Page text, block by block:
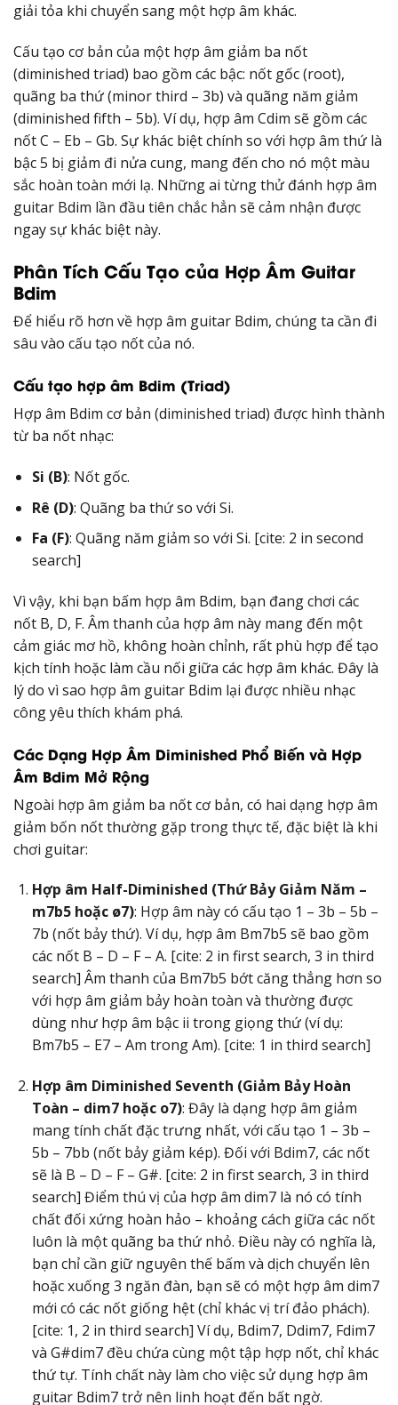
giải tỏa khi chuyển sang một hợp âm khác.
Cấu tạo cơ bản của một hợp âm giảm ba nốt
(diminished triad) bao gồm các bậc: nốt gốc (root),
quãng ba thứ (minor third – 3b) và quãng năm giảm
(diminished fifth – 5b). Ví dụ, hợp âm Cdim sẽ gồm các
nốt C – Eb – Gb. Sự khác biệt chính so với hợp âm thứ là
bậc 5 bị giảm đi nửa cung, mang đến cho nó một màu
sắc hoàn toàn mới lạ. Những ai từng thử đánh hợp âm
guitar Bdim lần đầu tiên chắc hẳn sẽ cảm nhận được
ngay sự khác biệt này.
Phân Tích Cấu Tạo của Hợp Âm Guitar
Bdim
Để hiểu rõ hơn về hợp âm guitar Bdim, chúng ta cần đi
sâu vào cấu tạo nốt của nó.
Cấu tạo hợp âm Bdim (Triad)
Hợp âm Bdim cơ bản (diminished triad) được hình thành
từ ba nốt nhạc:
Si (B): Nốt gốc.
Rê (D): Quãng ba thứ so với Si.
Fa (F): Quãng năm giảm so với Si. [cite: 2 in second
search]
Vì vậy, khi bạn bấm hợp âm Bdim, bạn đang chơi các
nốt B, D, F. Âm thanh của hợp âm này mang đến một
cảm giác mơ hồ, không hoàn chỉnh, rất phù hợp để tạo
kịch tính hoặc làm cầu nối giữa các hợp âm khác. Đây là
lý do vì sao hợp âm guitar Bdim lại được nhiều nhạc
công yêu thích khám phá.
Các Dạng Hợp Âm Diminished Phổ Biến và Hợp
Âm Bdim Mở Rộng
Ngoài hợp âm giảm ba nốt cơ bản, có hai dạng hợp âm
giảm bốn nốt thường gặp trong thực tế, đặc biệt là khi
chơi guitar:
Hợp âm Half-Diminished (Thứ Bảy Giảm Năm –
m7b5 hoặc ø7): Hợp âm này có cấu tạo 1 – 3b – 5b –
7b (nốt bảy thứ). Ví dụ, hợp âm Bm7b5 sẽ bao gồm
các nốt B – D – F – A. [cite: 2 in first search, 3 in third
search] Âm thanh của Bm7b5 bớt căng thẳng hơn so
với hợp âm giảm bảy hoàn toàn và thường được
dùng như hợp âm bậc ii trong giọng thứ (ví dụ:
Bm7b5 – E7 – Am trong Am). [cite: 1 in third search]
Hợp âm Diminished Seventh (Giảm Bảy Hoàn
Toàn – dim7 hoặc o7): Đây là dạng hợp âm giảm
mang tính chất đặc trưng nhất, với cấu tạo 1 – 3b –
5b – 7bb (nốt bảy giảm kép). Đối với Bdim7, các nốt
sẽ là B – D – F – G#. [cite: 2 in first search, 3 in third
search] Điểm thú vị của hợp âm dim7 là nó có tính
chất đối xứng hoàn hảo – khoảng cách giữa các nốt
luôn là một quãng ba thứ nhỏ. Điều này có nghĩa là,
bạn chỉ cần giữ nguyên thế bấm và dịch chuyển lên
hoặc xuống 3 ngăn đàn, bạn sẽ có một hợp âm dim7
mới có các nốt giống hệt (chỉ khác vị trí đảo phách).
[cite: 1, 2 in third search] Ví dụ, Bdim7, Ddim7, Fdim7
và G#dim7 đều chứa cùng một tập hợp nốt, chỉ khác
thứ tự. Tính chất này làm cho việc sử dụng hợp âm
guitar Bdim7 trở nên linh hoạt đến bất ngờ.